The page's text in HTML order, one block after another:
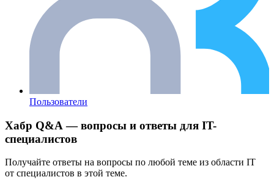
Пользователи
Хабр Q&A — вопросы и ответы для IT-
специалистов
Получайте ответы на вопросы по любой теме из области IT
от специалистов в этой теме.